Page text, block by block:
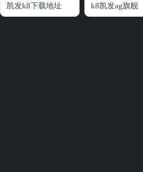
凯发k8下载地址 k8凯发ag旗舰